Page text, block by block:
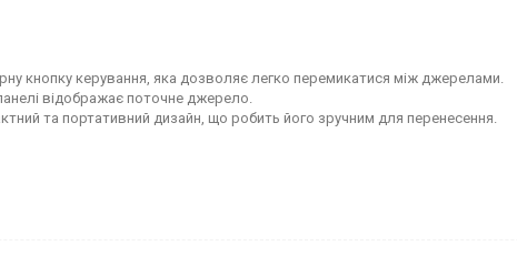
кнопку керування, яка дозволяє легко перемикатися між джерелами.
відображає поточне джерело.
та портативний дизайн, що робить його зручним для перенесення.